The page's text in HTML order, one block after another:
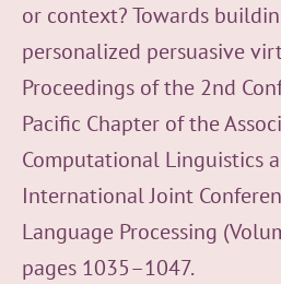
or context? Towards
personalized persuasive
Proceedings of the 2nd
Pacific Chapter of the
Computational Linguistics
International Joint
Language Processing
pages 1035–1047.